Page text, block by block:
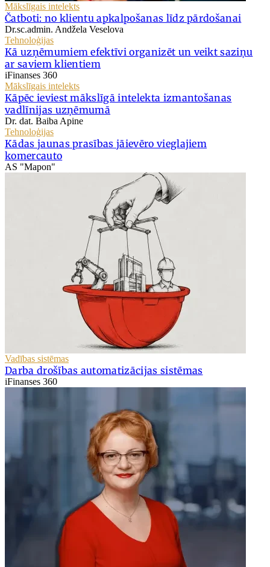
Mākslīgais intelekts
Čatboti: no klientu apkalpošanas līdz pārdošanai
Dr.sc.admin. Andžela Veselova
Tehnoloģijas
Kā uzņēmumiem efektīvi organizēt un veikt saziņu
ar saviem klientiem
iFinanses 360
Mākslīgais intelekts
Kāpēc ieviest mākslīgā intelekta izmantošanas
vadlīnijas uzņēmumā
Dr. dat. Baiba Apine
Tehnoloģijas
Kādas jaunas prasības jāievēro vieglajiem
komercauto
AS "Mapon"
Vadības sistēmas
Darba drošības automatizācijas sistēmas
iFinanses 360